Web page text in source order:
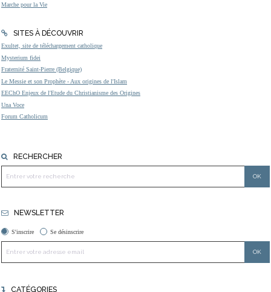
Marche pour la Vie
SITES À DÉCOUVRIR
Exultet, site de téléchargement catholique
Mysterium fidei
Fraternité Saint-Pierre (Belgique)
Le Messie et son Prophète - Aux origines de l'Islam
EEChO Enjeux de l'Etude du Christianisme des Origines
Una Voce
Forum Catholicum
RECHERCHER
NEWSLETTER
S'inscrire Se désinscrire
CATÉGORIES